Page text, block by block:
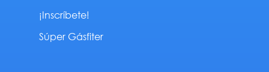
¡Inscríbete!
Súper Gásfiter